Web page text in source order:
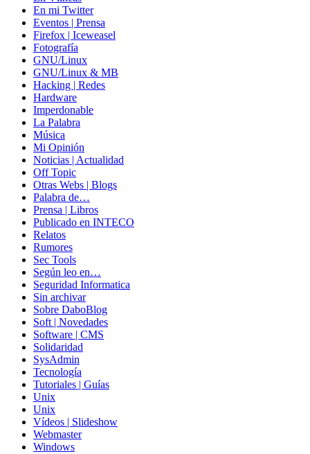
En mi Twitter
Eventos | Prensa
Firefox | Iceweasel
Fotografía
GNU/Linux
GNU/Linux & MB
Hacking | Redes
Hardware
Imperdonable
La Palabra
Música
Mi Opinión
Noticias | Actualidad
Off Topic
Otras Webs | Blogs
Palabra de…
Prensa | Libros
Publicado en INTECO
Relatos
Rumores
Sec Tools
Según leo en…
Seguridad Informatica
Sin archivar
Sobre DaboBlog
Soft | Novedades
Software | CMS
Solidaridad
SysAdmin
Tecnología
Tutoriales | Guías
Unix
Unix
Vídeos | Slideshow
Webmaster
Windows